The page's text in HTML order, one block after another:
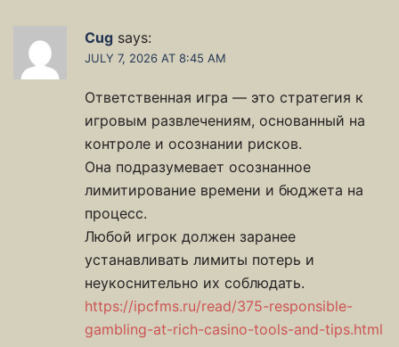
Cug says:
JULY 7, 2026 AT 8:45 AM
Ответственная игра — это стратегия к
игровым развлечениям, основанный на
контроле и осознании рисков.
Она подразумевает осознанное
лимитирование времени и бюджета на
процесс.
Любой игрок должен заранее
устанавливать лимиты потерь и
неукоснительно их соблюдать.
https://ipcfms.ru/read/375-responsible-
gambling-at-rich-casino-tools-and-tips.html